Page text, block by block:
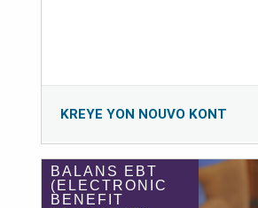
KREYE YON NOUVO KONT
BALANS EBT
(ELECTRONIC
BENEFIT